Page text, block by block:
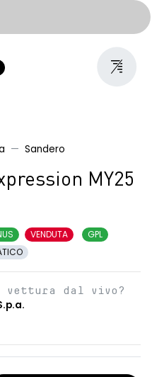
Sandero
MY25
VENDUTA
GPL
vettura dal vivo?